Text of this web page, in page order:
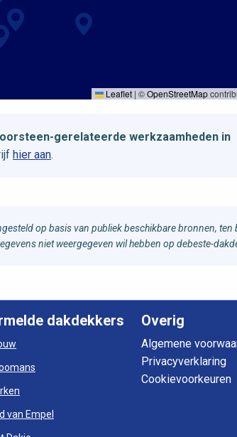
Leaflet | ©OpenStreetMap
gerelateerde werkzaamheden in
hier aan.
op basis van publiek beschikbare bronnen,
niet weergegeven wil hebben op debeste-
dakdekkers
van Empel
Overig
Algemene
Privacyverklaring
Cookievoorkeuren